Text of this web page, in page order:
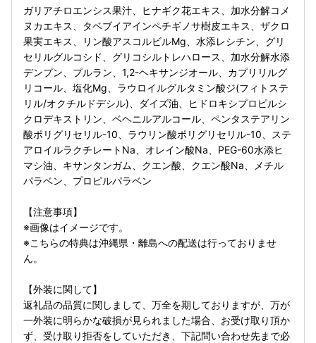
ガリアチロエンシス果汁、ヒナギク花エキス、加水分解コメ
ヌカエキス、タベブイアインペチギノサ樹皮エキス、ザクロ
果実エキス、リン酸アスコルビルMg、水添レシチン、グリ
セリルグルコシド、グリコシルトレハロース、加水分解水添
デンプン、プルラン、1,2-ヘキサンジオール、カプリリルグ
リコール、塩化Mg、ラウロイルグルタミン酸ジ(フィトステ
リル/オクチルドデシル)、ダイズ油、ヒドロキシプロピルシ
クロデキストリン、ベヘニルアルコール、ペンタステアリン
酸ポリグリセリル-10、ラウリン酸ポリグリセリル-10、ステ
アロイルラクチレートNa、オレイン酸Na、PEG-60水添ヒ
マシ油、キサンタンガム、クエン酸、クエン酸Na、メチル
パラベン、プロピルパラベン
【注意事項】
※画像はイメージです。
※こちらの特典は沖縄県・離島への配送は行っておりませ
ん。
【外装に関して】
返礼品の品質に関しまして、万全を期しておりますが、万が
一外装に明らかな破損が見られました場合、お受け取り頂か
ず、受け取り拒否をしていただき、下記問い合わせ先まで必